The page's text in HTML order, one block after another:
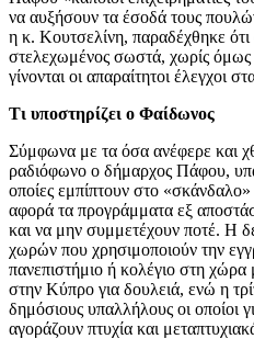
να αυξήσουν τα έσοδά τους
η κ. Κουτσελίνη, παραδέχθηκε ότι
στελεχωμένος σωστά, χωρίς όμως
γίνονται οι απαραίτητοι έλεγχοι
Τι υποστηρίζει ο Φαίδωνος
Σύμφωνα με τα όσα ανέφερε και
ραδιόφωνο ο δήμαρχος Πάφου,
οποίες εμπίπτουν στο
αφορά τα προγράμματα εξ
και να μην συμμετέχουν ποτέ. Η
χωρών που χρησιμοποιούν την
πανεπιστήμιο ή κολέγιο στη
στην Κύπρο για δουλειά, ενώ η
δημόσιους υπαλλήλους οι οποίοι
αγοράζουν πτυχία και